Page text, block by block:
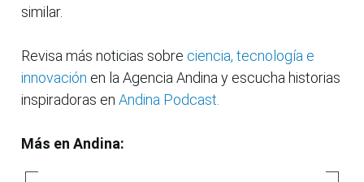
similar.
Revisa más noticias sobre ciencia, tecnología e
innovación en la Agencia Andina y escucha historias
inspiradoras en Andina Podcast.
Más en Andina: